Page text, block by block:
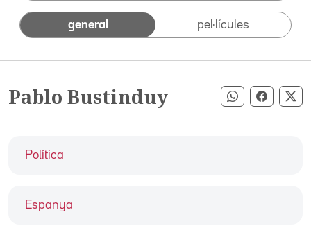
general pel·lícules
Pablo Bustinduy Compartir
Política
Espanya